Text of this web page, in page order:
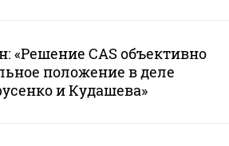
«Решение CAS объективно
положение в деле
и Кудашева»